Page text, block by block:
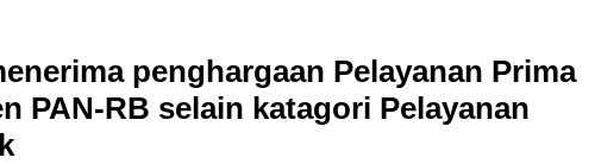
penghargaan Pelayanan Prima
PAN-RB selain katagori Pelayanan